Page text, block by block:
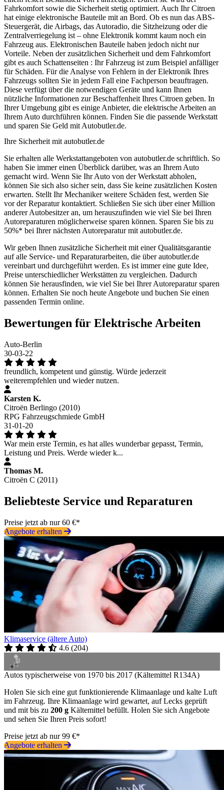
Fahrkomfort sowie die Sicherheit stetig optimiert. Auch Ihr Citroen
hat einige elektronische Bauteile mit an Bord. Ob es nun das ABS-
Steuergerät, die Airbags, das Autoradio, die Sitzheizung oder die
Zentralverriegelung ist – ohne Elektronik kommt kaum noch ein
Fahrzeug aus. Elektronischen Bauteile haben jedoch nicht nur
Vorteile. Neben der zusätzlichen Sicherheit und dem Fahrkomfort
gibt es auch Schattenseiten : Ihr Fahrzeug ist zum Beispiel anfälliger
für Schäden. Für die Analyse von Fehlern in der Elektronik Ihres
Fahrzeugs sollten Sie in jedem Fall eine Fachperson beauftragen.
Diese verfügt über die notwendigen Geräte und kann Ihnen
nützliche Informationen zur Beschaffenheit Ihres Citroen geben. In
Ihrer Umgebung gibt es einige Anbieter, die elektrische Arbeiten an
Ihrem Auto durchführen können. Finden Sie die passende Werkstatt
und sparen Sie Geld mit Autobutler.de.
Ihre Sicherheit mit autobutler.de
Sie erhalten alle Werkstattangeboten von autobutler.de schriftlich. So
haben Sie immer einen Überblick darüber, was an Ihrem Auto
gemacht wird. Wenn Sie Ihr Auto von der Werkstatt abholen,
können Sie sich also sicher sein, dass Sie keine zusätzlichen Kosten
erwarten. Stellt Ihr Mechaniker weitere Schäden fest, werden Sie
vor der Reparatur kontaktiert. Schließen Sie sich über einer Million
anderer Autobesitzer an, um herauszufinden wie viel Sie bei Ihren
Autoreparaturen möglicherweise sparen können. Sparen Sie bis zu
50%* bei Ihrer nächsten Autoreparatur mit autobutler.de.
Wir geben Ihnen zusätzliche Sicherheit mit einer Qualitätsgarantie
auf alle Service- und Reparaturarbeiten, die über autobutler.de
vereinbart und durchgeführt werden. Es ist immer eine gute Idee,
Preise unterschiedlicher Werkstätten zu vergleichen. Dadurch
können Sie herausfinden, wie viel Sie bei Ihrer Autoreparatur sparen
können. Erhalten Sie noch heute Angebote und buchen Sie einen
passenden Termin online.
Bewertungen für Elektrische Arbeiten
Auto-Berlin
30-03-22
freundlich, kompetent und günstig. Würde jederzeit
weiterempfehlen und wieder nutzen.
Karsten K.
Citroën Berlingo (2010)
RPG Fahrzeugschmiede GmbH
31-01-20
War mein erste Termin, es hat alles wunderbar gepasst, Termin,
Leistung und Preis. Werde wieder k...
Thomas M.
Citroën C (2011)
Beliebteste Service und Reparaturen
Preise jetzt ab nur 60 €*
Angebote erhalten
Klimaservice (ältere Auto)
4.6 (204)
Autos typischerweise von 1970 bis 2017 (Kältemittel R134A)
Holen Sie sich eine gut funktionierende Klimaanlage und kalte Luft
im Fahrzeug. Ihre Klimaanlage wird gewartet, auf Lecks geprüft
und mit bis zu 200 g Kältemittel befüllt. Holen Sie sich Angebote
und sehen Sie Ihren Preis sofort!
Preise jetzt ab nur 99 €*
Angebote erhalten